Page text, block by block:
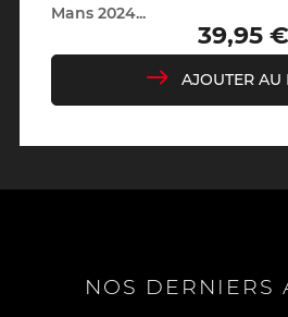
Mans 2024...
Prix
39,95 €
AJOUTER AU
NOS DERNIERS